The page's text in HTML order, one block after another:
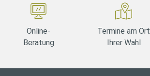
Online-
Beratung
Termine am Ort
Ihrer Wahl